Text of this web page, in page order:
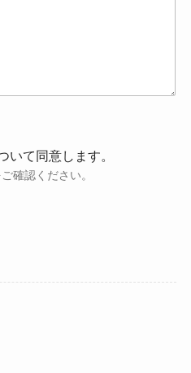
いて同意します。
確認ください。